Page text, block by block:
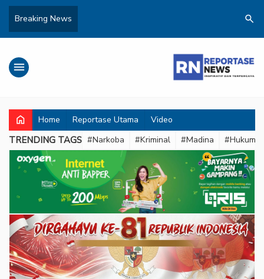
Breaking News search
menu
home Home Reportase Utama Video
TRENDING TAGS #Narkoba #Kriminal #Madina #Hukum